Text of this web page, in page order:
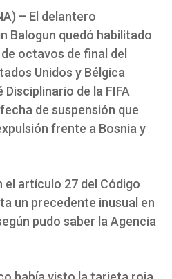
– El delantero
Balogun quedó habilitado
octavos de final del
Unidos y Bélgica
Disciplinario de la FIFA
de suspensión que
frente a Bosnia y
el artículo 27 del Código
un precedente inusual en
pudo saber la Agencia